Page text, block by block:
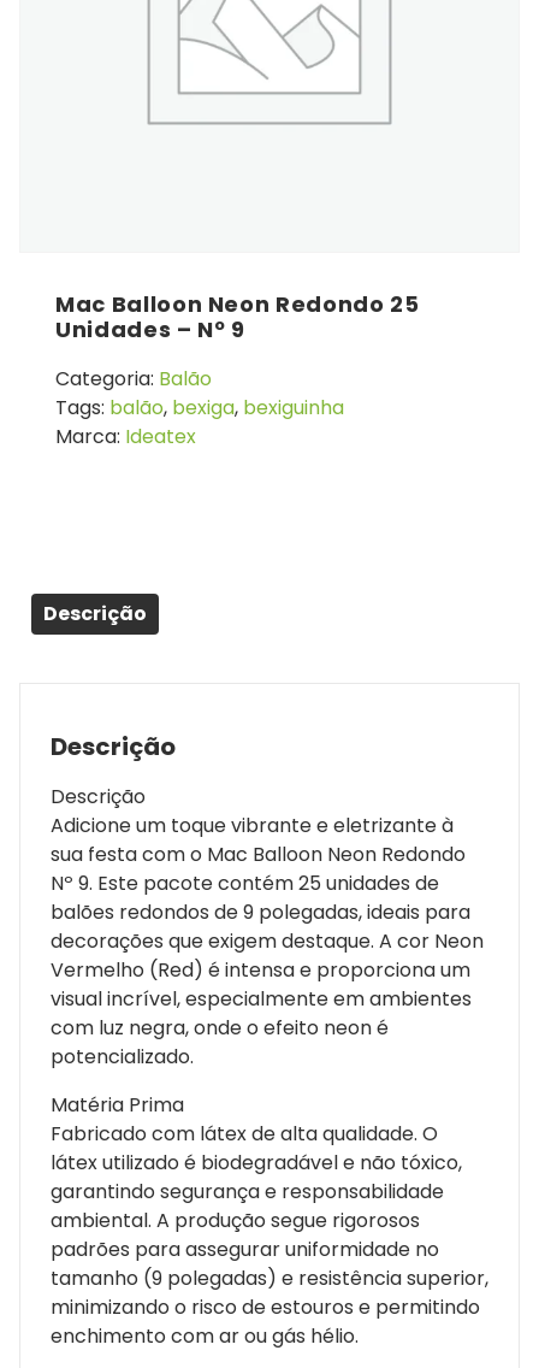
Mac Balloon Neon Redondo 25
Unidades – Nº 9
Categoria: Balão
Tags: balão, bexiga, bexiguinha
Marca: Ideatex
Descrição
Descrição
Descrição
Adicione um toque vibrante e eletrizante à
sua festa com o Mac Balloon Neon Redondo
Nº 9. Este pacote contém 25 unidades de
balões redondos de 9 polegadas, ideais para
decorações que exigem destaque. A cor Neon
Vermelho (Red) é intensa e proporciona um
visual incrível, especialmente em ambientes
com luz negra, onde o efeito neon é
potencializado.
Matéria Prima
Fabricado com látex de alta qualidade. O
látex utilizado é biodegradável e não tóxico,
garantindo segurança e responsabilidade
ambiental. A produção segue rigorosos
padrões para assegurar uniformidade no
tamanho (9 polegadas) e resistência superior,
minimizando o risco de estouros e permitindo
enchimento com ar ou gás hélio.